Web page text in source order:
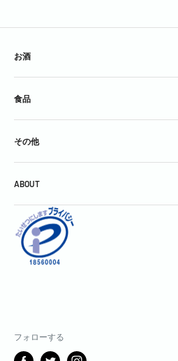
お酒
ウイスキー
ブランデー
スピリッツ
コンク
シロップ
スパークリングワイン
スティル・ワイン
酒精強化＆フレーバードワイン
焼酎＆泡盛
中国銘酒
食品
チーズ
加工食品
その他
グラス
グッズ
ABOUT
会社概要
利用規約
お問い合わせ
サブスクリプションポリシー
フォローする